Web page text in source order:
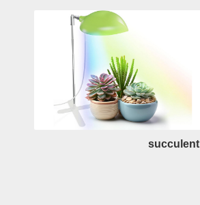
succulent